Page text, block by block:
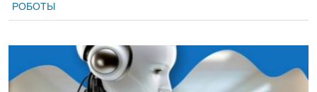
РОБОТЫ
ЛЕНТА НОВОСТЕЙ